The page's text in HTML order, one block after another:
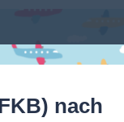
nach